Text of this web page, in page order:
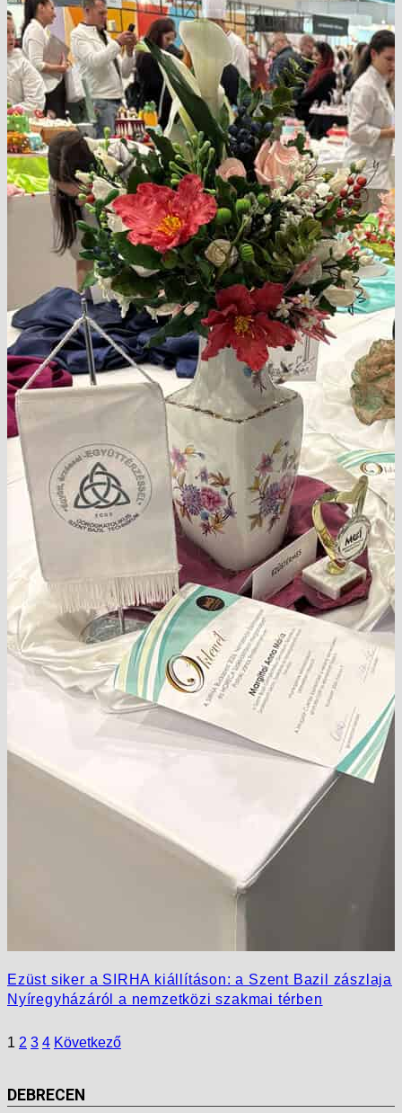
Ezüst siker a SIRHA kiállításon: a Szent Bazil zászlaja
Nyíregyházáról a nemzetközi szakmai térben
1 2 3 4 Következő
DEBRECEN